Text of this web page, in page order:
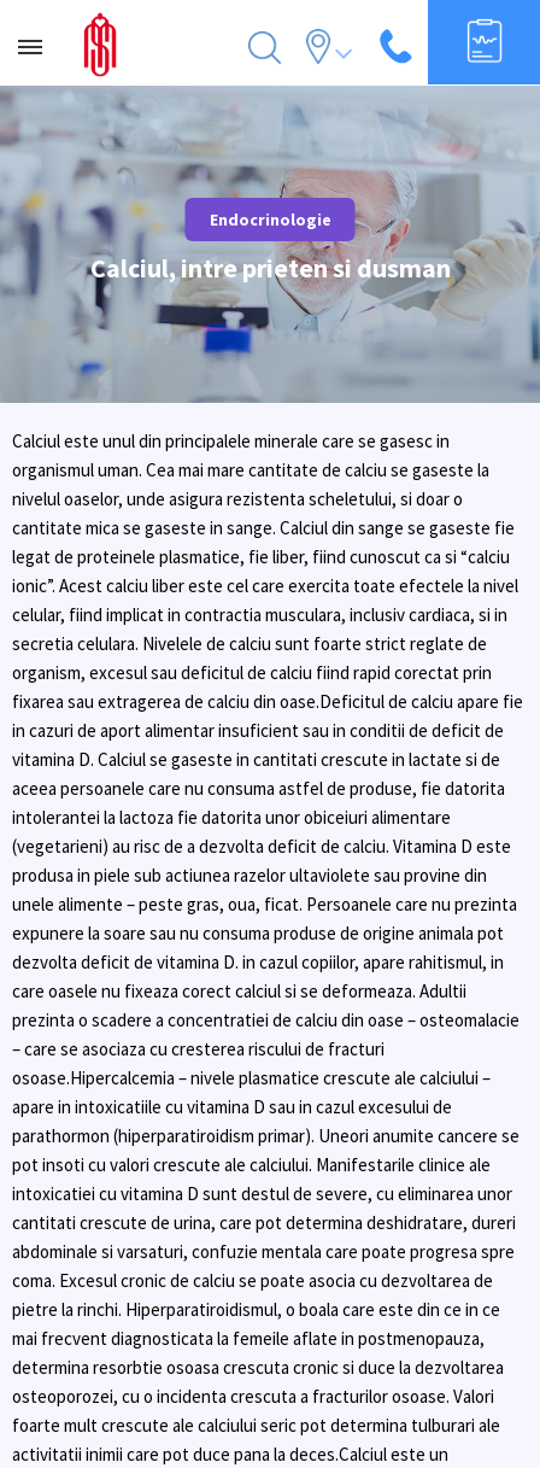
Endocrinologie
Calciul, intre prieten si dusman
Calciul este unul din principalele minerale care se gasesc in
organismul uman. Cea mai mare cantitate de calciu se gaseste la
nivelul oaselor, unde asigura rezistenta scheletului, si doar o
cantitate mica se gaseste in sange. Calciul din sange se gaseste fie
legat de proteinele plasmatice, fie liber, fiind cunoscut ca si “calciu
ionic”. Acest calciu liber este cel care exercita toate efectele la nivel
celular, fiind implicat in contractia musculara, inclusiv cardiaca, si in
secretia celulara. Nivelele de calciu sunt foarte strict reglate de
organism, excesul sau deficitul de calciu fiind rapid corectat prin
fixarea sau extragerea de calciu din oase.Deficitul de calciu apare fie
in cazuri de aport alimentar insuficient sau in conditii de deficit de
vitamina D. Calciul se gaseste in cantitati crescute in lactate si de
aceea persoanele care nu consuma astfel de produse, fie datorita
intolerantei la lactoza fie datorita unor obiceiuri alimentare
(vegetarieni) au risc de a dezvolta deficit de calciu. Vitamina D este
produsa in piele sub actiunea razelor ultaviolete sau provine din
unele alimente – peste gras, oua, ficat. Persoanele care nu prezinta
expunere la soare sau nu consuma produse de origine animala pot
dezvolta deficit de vitamina D. in cazul copiilor, apare rahitismul, in
care oasele nu fixeaza corect calciul si se deformeaza. Adultii
prezinta o scadere a concentratiei de calciu din oase – osteomalacie
– care se asociaza cu cresterea riscului de fracturi
osoase.Hipercalcemia – nivele plasmatice crescute ale calciului –
apare in intoxicatiile cu vitamina D sau in cazul excesului de
parathormon (hiperparatiroidism primar). Uneori anumite cancere se
pot insoti cu valori crescute ale calciului. Manifestarile clinice ale
intoxicatiei cu vitamina D sunt destul de severe, cu eliminarea unor
cantitati crescute de urina, care pot determina deshidratare, dureri
abdominale si varsaturi, confuzie mentala care poate progresa spre
coma. Excesul cronic de calciu se poate asocia cu dezvoltarea de
pietre la rinchi. Hiperparatiroidismul, o boala care este din ce in ce
mai frecvent diagnosticata la femeile aflate in postmenopauza,
determina resorbtie osoasa crescuta cronic si duce la dezvoltarea
osteoporozei, cu o incidenta crescuta a fracturilor osoase. Valori
foarte mult crescute ale calciului seric pot determina tulburari ale
activitatii inimii care pot duce pana la deces.Calciul este un